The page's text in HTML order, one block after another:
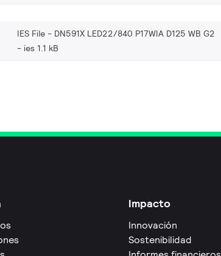
IES File - DN591X LED22/840 P17WIA D125 WB G2
ies 1.1 kB
Impacto
Innovación
Sostenibilidad